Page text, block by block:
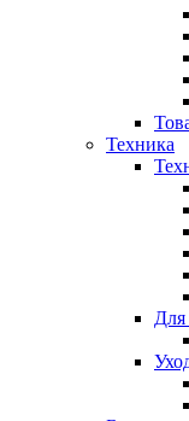
Техника
Для